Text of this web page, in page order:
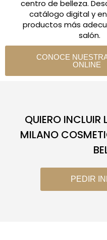
centro de belleza.
catálogo digital y
productos más
salón.
CONOCE
ONLINE
QUIERO INCLUIR
MILANO
PEDIR